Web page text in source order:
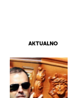
AKTUALNO